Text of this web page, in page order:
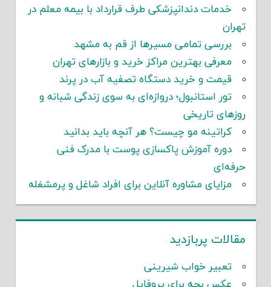
خدمات دندانپزشکی طرف قرارداد با بیمه معلم در
تهران
بررسی تمامی مسیرها از قم به مشهد
معرفی بهترین مراکز خرید و بازارهای تهران
قیمت و خرید دستگاه تصفیه آب در پرند
تور استانبول؛ دروازه‌ای به سوی زندگی شبانه و
روزهای تاریخی
کراتینه مو چیست؟ هر آنچه باید بدانید
دوره آموزش پاکسازی پوست با مدرک فنی
حرفه‌ای
مزایای مشاوره آنلاین برای افراد شاغل و پرمشغله
مقالات پربازدید
تعبیر خواب شیرینی